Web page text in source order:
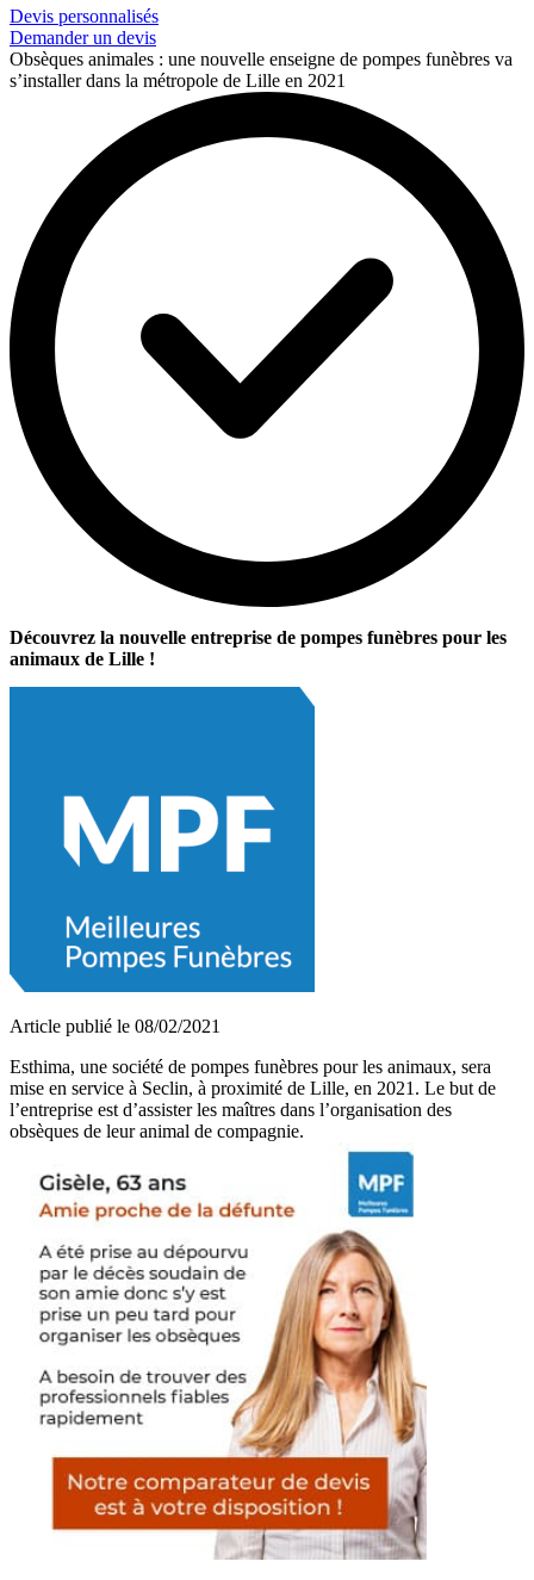
Devis personnalisés
Demander un devis
Obsèques animales : une nouvelle enseigne de pompes funèbres va
s’installer dans la métropole de Lille en 2021
Découvrez la nouvelle entreprise de pompes funèbres pour les
animaux de Lille !
Article publié le 08/02/2021
Esthima, une société de pompes funèbres pour les animaux, sera
mise en service à Seclin, à proximité de Lille, en 2021. Le but de
l’entreprise est d’assister les maîtres dans l’organisation des
obsèques de leur animal de compagnie.